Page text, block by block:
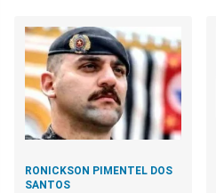
RONICKSON PIMENTEL DOS
SANTOS